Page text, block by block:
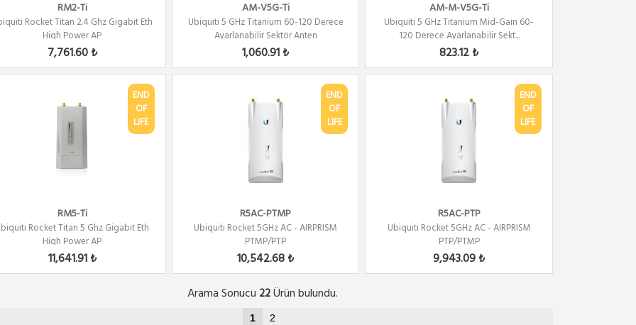
RM2-Ti
Rocket Titan 2.4 Ghz Gigabit Eth
High Power AP
7,761.60 ₺
AM-V5G-Ti
Ubiquiti 5 GHz Titanium 60-120 Derece
Ayarlanabilir Sektör Anten
1,060.91 ₺
AM-M-V5G-Ti
Ubiquiti 5 GHz Titanium Mid-Gain 60-
120 Derece Ayarlanabilir Sekt...
823.12 ₺
END
OF
LIFE
RM5-Ti
Rocket Titan 5 Ghz Gigabit Eth
High Power AP
11,641.91 ₺
END
OF
LIFE
R5AC-PTMP
Ubiquiti Rocket 5GHz AC - AIRPRISM
PTMP/PTP
10,542.68 ₺
END
OF
LIFE
R5AC-PTP
Ubiquiti Rocket 5GHz AC - AIRPRISM
PTP/PTMP
9,943.09 ₺
Arama Sonucu 22Ürün bulundu.
1 2